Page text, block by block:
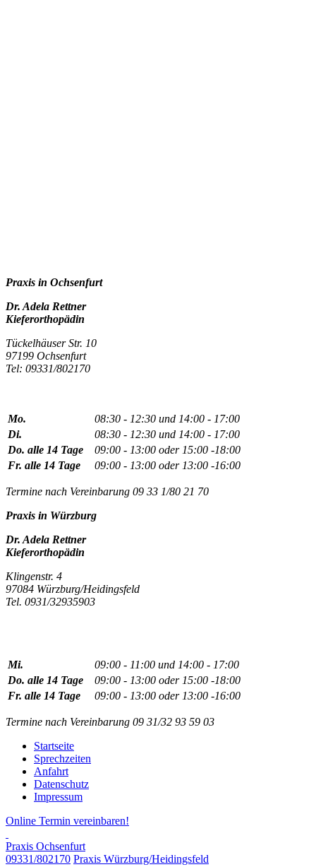
Praxis in Ochsenfurt
Dr. Adela Rettner
Kieferorthopädin
Tückelhäuser Str. 10
97199 Ochsenfurt
Tel: 09331/802170
Mo.
08:30 - 12:30 und 14:00 - 17:00
Di.
08:30 - 12:30 und 14:00 - 17:00
Do. alle 14 Tage
09:00 - 13:00 oder 15:00 -18:00
Fr. alle 14 Tage
09:00 - 13:00 oder 13:00 -16:00
Termine nach Vereinbarung 09 33 1/80 21 70
Praxis in Würzburg
Dr. Adela Rettner
Kieferorthopädin
Klingenstr. 4
97084 Würzburg/Heidingsfeld
Tel. 0931/32935903
Mi.
09:00 - 11:00 und 14:00 - 17:00
Do. alle 14 Tage
09:00 - 13:00 oder 15:00 -18:00
Fr. alle 14 Tage
09:00 - 13:00 oder 13:00 -16:00
Termine nach Vereinbarung 09 31/32 93 59 03
Startseite
Sprechzeiten
Anfahrt
Datenschutz
Impressum
Online Termin vereinbaren!
Praxis Ochsenfurt
09331/802170 Praxis Würzburg/Heidingsfeld